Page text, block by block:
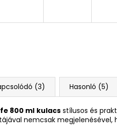
(3) Hasonló (5)
800 ml kulacs stílusos és
nemcsak megjelenésével,